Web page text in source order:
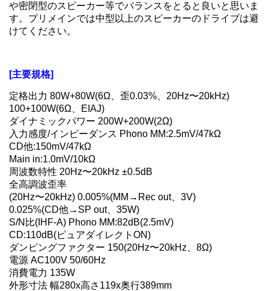
や密閉型のスピーカー等でバランスをとると良いと思いま
す。プリメインでは中型以上のスピーカーのドライブは避
けてください。
[主要規格]
定格出力 80W+80W(6Ω、歪0.03%、20Hz〜20kHz)
100+100W(6Ω、EIAJ)
ダイナミックパワー 200W+200W(2Ω)
入力感度/インピーダンス Phono MM:2.5mV/47kΩ
CD他:150mV/47kΩ
Main in:1.0mV/10kΩ
周波数特性 20Hz〜20kHz ±0.5dB
全高調波歪率
(20Hz〜20kHz) 0.005%(MM→Rec out、3V)
0.025%(CD他→SP out、35W)
S/N比(IHF-A) Phono MM:82dB(2.5mV)
CD:110dB(ピュアダイレクトON)
ダンピングファクター 150(20Hz〜20kHz、8Ω)
電源 AC100V 50/60Hz
消費電力 135W
外形寸法 幅280x高さ119x奥行389mm